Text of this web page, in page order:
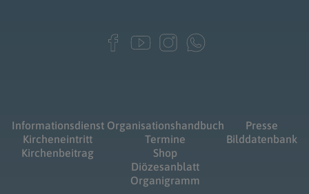
Informationsdienst
Kircheneintritt
Kirchenbeitrag
Organisationshandbuch
Termine
Shop
Diözesanblatt
Organigramm
Presse
Bilddatenbank